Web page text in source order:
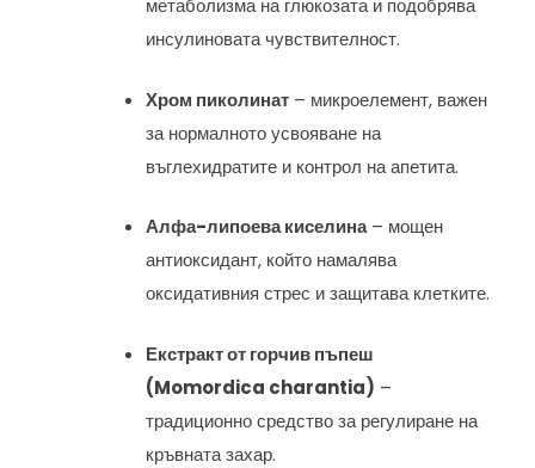
метаболизма на глюкозата и подобрява
инсулиновата чувствителност.
Хром пиколинат – микроелемент, важен
за нормалното усвояване на
въглехидратите и контрол на апетита.
Алфа-липоева киселина– мощен
антиоксидант, който намалява
оксидативния стрес и защитава клетките.
Екстракт от горчив пъпеш
(Momordica charantia) –
традиционно средство за регулиране на
кръвната захар.